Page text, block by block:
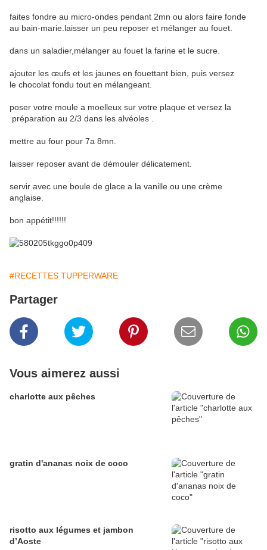
faites fondre au micro-ondes pendant 2mn ou alors faire fonde
au bain-marie.laisser un peu reposer et mélanger au fouet.
dans un saladier,mélanger au fouet la farine et le sucre.
ajouter les œufs et les jaunes en fouettant bien, puis versez
le chocolat fondu tout en mélangeant.
poser votre moule a moelleux sur votre plaque et versez la
préparation au 2/3 dans les alvéoles .
mettre au four pour 7a 8mn.
laisser reposer avant de démouler délicatement.
servir avec une boule de glace a la vanille ou une crème
anglaise.
bon appétit!!!!!!
#RECETTES TUPPERWARE
Partager
Vous aimerez aussi
charlotte aux pêches
gratin d'ananas noix de coco
risotto aux légumes et jambon
d’Aoste